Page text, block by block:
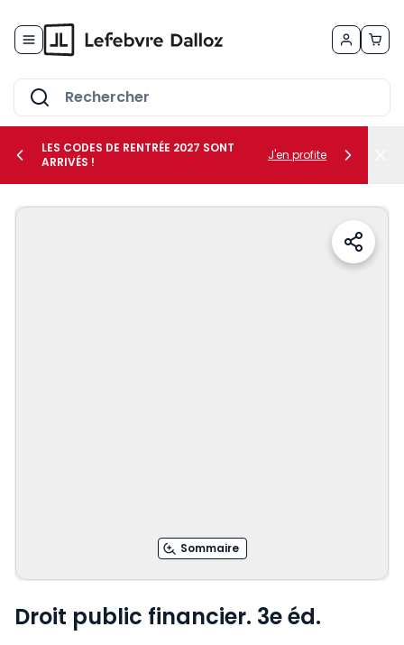
le sous-menu Vos métiers
LES CODES DE RENTRÉE 2027 SONT
ARRIVÉS !
J'en profite
Sommaire
Droit public financier. 3e éd.